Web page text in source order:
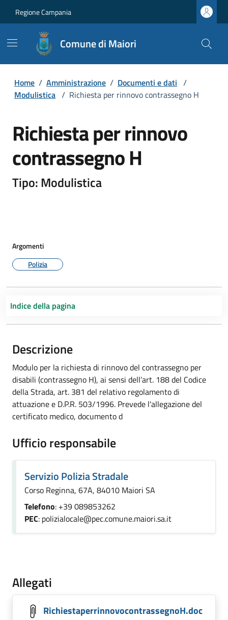
Regione Campania
Comune di Maiori
Home / Amministrazione / Documenti e dati /
Modulistica / Richiesta per rinnovo contrassegno H
Richiesta per rinnovo
contrassegno H
Tipo: Modulistica
Argomenti
Polizia
Indice della pagina
Descrizione
Modulo per la richiesta di rinnovo del contrassegno per
disabili (contrassegno H), ai sensi dell’art. 188 del Codice
della Strada, art. 381 del relativo regolamento di
attuazione e D.P.R. 503/1996. Prevede l'allegazione del
certificato medico, documento d
Ufficio responsabile
Servizio Polizia Stradale
Corso Reginna, 67A, 84010 Maiori SA
Telefono: +39 089853262
PEC: polizialocale@pec.comune.maiori.sa.it
Allegati
RichiestaperrinnovocontrassegnoH.doc